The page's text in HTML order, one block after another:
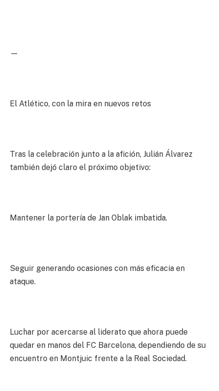
—
El Atlético, con la mira en nuevos retos
Tras la celebración junto a la afición, Julián Álvarez
también dejó claro el próximo objetivo:
Mantener la portería de Jan Oblak imbatida.
Seguir generando ocasiones con más eficacia en
ataque.
Luchar por acercarse al liderato que ahora puede
quedar en manos del FC Barcelona, dependiendo de su
encuentro en Montjuic frente a la Real Sociedad.